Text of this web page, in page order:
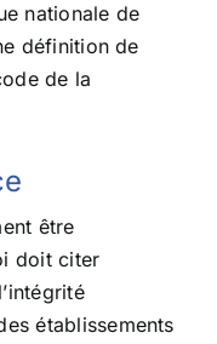
nationale de
définition de
de la
être
doit citer
établissements